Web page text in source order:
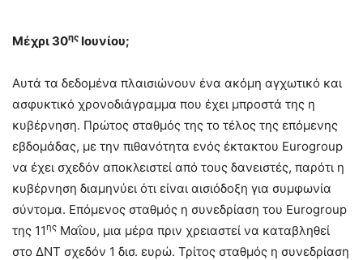
Μέχρι 30ης Ιουνίου;
Αυτά τα δεδομένα πλαισιώνουν ένα ακόμη αγχωτικό και
ασφυκτικό χρονοδιάγραμμα που έχει μπροστά της η
κυβέρνηση. Πρώτος σταθμός της το τέλος της επόμενης
εβδομάδας, με την πιθανότητα ενός έκτακτου Eurogroup
να έχει σχεδόν αποκλειστεί από τους δανειστές, παρότι η
κυβέρνηση διαμηνύει ότι είναι αισιόδοξη για συμφωνία
σύντομα. Επόμενος σταθμός η συνεδρίαση του Eurogroup
της 11ης Μαΐου, μια μέρα πριν χρειαστεί να καταβληθεί
στο ΔΝΤ σχεδόν 1 δισ. ευρώ. Τρίτος σταθμός η συνεδρίαση